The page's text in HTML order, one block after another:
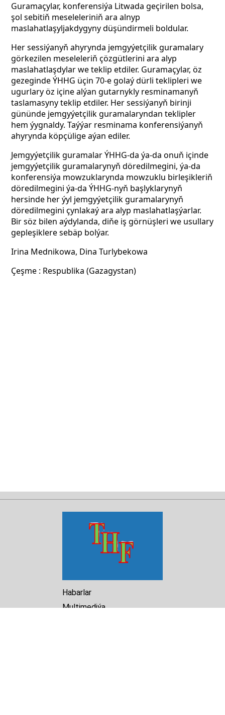
Guramaçylar, konferensiýa Litwada geçirilen bolsa,
şol sebitiň meseleleriniň ara alnyp
maslahatlaşyljakdygyny düşündirmeli boldular.
Her sessiýanyň ahyrynda jemgyýetçilik guramalary
görkezilen meseleleriň çözgütlerini ara alyp
maslahatlaşdylar we teklip etdiler. Guramaçylar, öz
gezeginde ÝHHG üçin 70-e golaý dürli teklipleri we
ugurlary öz içine alýan gutarnykly resminamanyň
taslamasyny teklip etdiler. Her sessiýanyň birinji
gününde jemgyýetçilik guramalaryndan teklipler
hem ýygnaldy. Taýýar resminama konferensiýanyň
ahyrynda köpçülige aýan ediler.
Jemgyýetçilik guramalar ÝHHG-da ýa-da onuň içinde
jemgyýetçilik guramalarynyň döredilmegini, ýa-da
konferensiýa mowzuklarynda mowzuklu birleşikleriň
döredilmegini ýa-da ÝHHG-nyň başlyklarynyň
hersinde her ýyl jemgyýetçilik guramalarynyň
döredilmegini çynlakaý ara alyp maslahatlaşýarlar.
Bir söz bilen aýdylanda, diňe iş görnüşleri we usullary
gepleşiklere sebäp bolýar.
Irina Mednikowa, Dina Turlybekowa
Çeşme : Respublika (Gazagystan)
Habarlar
Multimediýa